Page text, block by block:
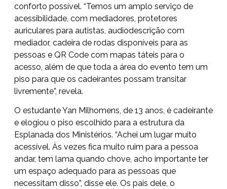
conforto possível. “Temos um amplo serviço de
acessibilidade, com mediadores, protetores
auriculares para autistas, audiodescrição com
mediador, cadeira de rodas disponíveis para as
pessoas e QR Code com mapas táteis para o
acesso, além de que toda a área do evento tem um
piso para que os cadeirantes possam transitar
livremente”, revela.
O estudante Yan Milhomens, de 13 anos, é cadeirante
e elogiou o piso escolhido para a estrutura da
Esplanada dos Ministérios. “Achei um lugar muito
acessível. Às vezes fica muito ruim para a pessoa
andar, tem lama quando chove, acho importante ter
um espaço adequado para as pessoas que
necessitam disso”, disse ele. Os pais dele, o